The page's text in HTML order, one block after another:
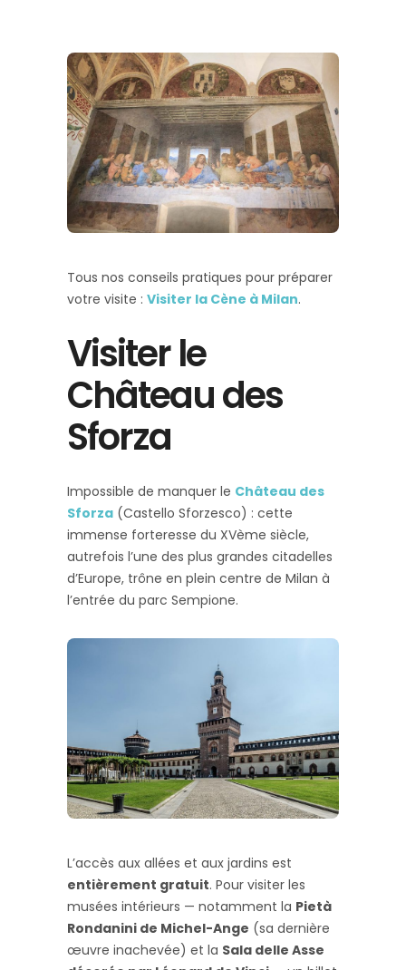
Tous nos conseils pratiques pour préparer
votre visite : Visiter la Cène à Milan.
Visiter le
Château des
Sforza
Impossible de manquer le Château des
Sforza (Castello Sforzesco) : cette
immense forteresse du XVème siècle,
autrefois l’une des plus grandes citadelles
d’Europe, trône en plein centre de Milan à
l’entrée du parc Sempione.
L’accès aux allées et aux jardins est
entièrement gratuit. Pour visiter les
musées intérieurs — notamment la Pietà
Rondanini de Michel-Ange (sa dernière
œuvre inachevée) et la Sala delle Asse